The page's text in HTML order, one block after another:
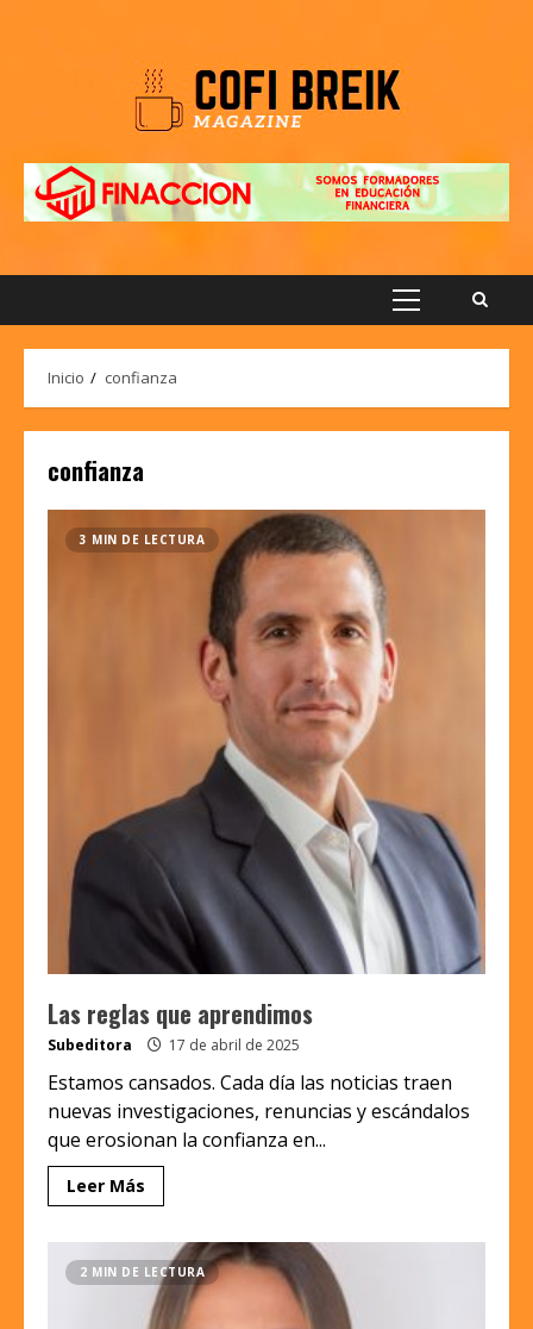
Menú
Inicio confianza
confianza
3 MIN DE LECTURA
Las reglas que aprendimos
Subeditora 17 de abril de 2025
Estamos cansados. Cada día las noticias traen
nuevas investigaciones, renuncias y escándalos
que erosionan la confianza en...
Leer Más
2 MIN DE LECTURA